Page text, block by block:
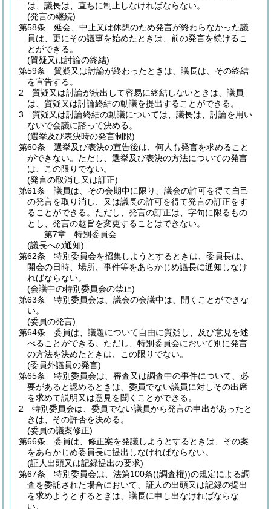
は、議長は、直ちに制止しなければならない。
(発言の継続)
第58条
延会、中止又は休憩のため発言が終わらなかった議
員は、更にその議事を始めたときは、前の発言を続けるこ
とができる。
(質疑又は討論の終結)
第59条
質疑又は討論が終わったときは、議長は、その終結
を宣告する。
2
質疑又は討論が続出して容易に終結しないときは、議員
は、質疑又は討論終結の動議を提出することができる。
3
質疑又は討論終結の動議については、議長は、討論を用い
ないで会議に諮って決める。
(選挙及び表決時の発言制限)
第60条
選挙及び表決の宣告後は、何人も発言を求めること
ができない。 ただし、選挙及び表決の方法についての発言
は、この限りでない。
(発言の取消し又は訂正)
第61条
議員は、その会期中に限り、議会の許可を得て自己
の発言を取り消し、又は議長の許可を得て発言の訂正をす
ることができる。 ただし、発言の訂正は、字句に限るもの
とし、発言の趣旨を変更することはできない。
第7章
特別委員会
(議長への通知)
第62条
特別委員会を招集しようとするときは、委員長は、
開会の日時、場所、事件等をあらかじめ議長に通知しなけ
ればならない。
(会議中の特別委員会の禁止)
第63条
特別委員会は、議会の会議中は、開くことができな
い。
(委員の発言)
第64条
委員は、議題について自由に質疑し、及び意見を述
べることができる。 ただし、特別委員会において別に発言
の方法を決めたときは、この限りでない。
(委員外議員の発言)
第65条
特別委員会は、審査又は調査中の事件について、必
要があると認めるときは、委員でない議員に対しその出席
を求めて説明又は意見を聞くことができる。
2
特別委員会は、委員でない議員から発言の申出があったと
きは、その許否を決める。
(委員の議案修正)
第66条
委員は、修正案を発議しようとするときは、その案
をあらかじめ委員長に提出しなければならない。
(証人出頭又は記録提出の要求)
第67条
特別委員会は、法第100条((調査権))の規定による調
査を委託された場合において、証人の出頭又は記録の提出
を求めようとするときは、議長に申し出なければならな
い。